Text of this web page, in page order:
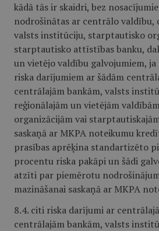
kādā tās ir skaidri, bez
nodrošinātas ar centrālo valdību,
valsts institūciju, starptautisko
starptautisko attīstības banku,
un vietējo valdību galvojumiem,
riska darījumiem ar šādām
centrālajām bankām, valsts
reģionālajām un vietējām
organizācijām vai
saskaņā ar MKPA noteikumu
prasības aprēķina standartizēto
procentu riska pakāpi un šādi
atzīti par piemērotu
mazināšanai saskaņā ar MKPA
8.4. citi riska darījumi ar
centrālajām bankām, valsts